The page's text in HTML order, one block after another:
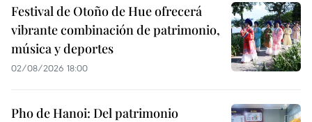
Festival de Otoño de Hue ofrecerá
vibrante combinación de patrimonio,
música y deportes
02/08/2026 18:00
Pho de Hanoi: Del patrimonio